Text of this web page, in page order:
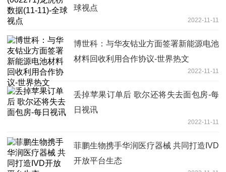
球视点
2022-11-11
博世科：与华友钴业方面签署新能源电池
材料回收利用合作协议-世界热文
2022-11-11
丢掉苹果订单后 歌尔还将失去面包房-每
日视讯
2022-11-11
菲鹏生物携手华润医疗器械 共同打造IVD
开放平台生态